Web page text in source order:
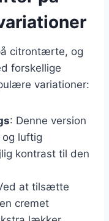
citrontærte, og
forskellige
variationer:
: Denne version
luftig
kontrast til den
at tilsætte
cremet